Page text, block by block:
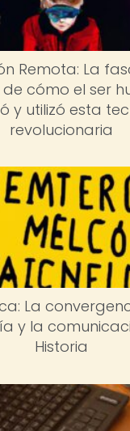
Remota: La
de cómo el ser
y utilizó esta
revolucionaria
La
y la
Historia